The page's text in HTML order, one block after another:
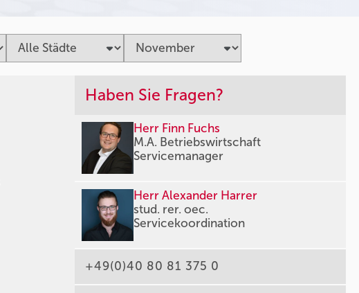
Haben Sie Fragen?
Herr Finn Fuchs
M.A. Betriebswirtschaft
Servicemanager
Herr Alexander Harrer
stud. rer. oec.
Servicekoordination
+49(0)40 80 81 375 0